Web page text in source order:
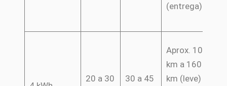
(entrega)
20 a 30
30 a 45
Aprox. 107
km a 160
km (leve) /